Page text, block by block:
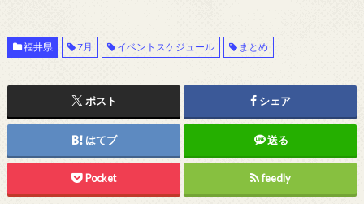
福井県 7月 イベントスケジュール まとめ
ポスト シェア
はてブ 送る
Pocket feedly